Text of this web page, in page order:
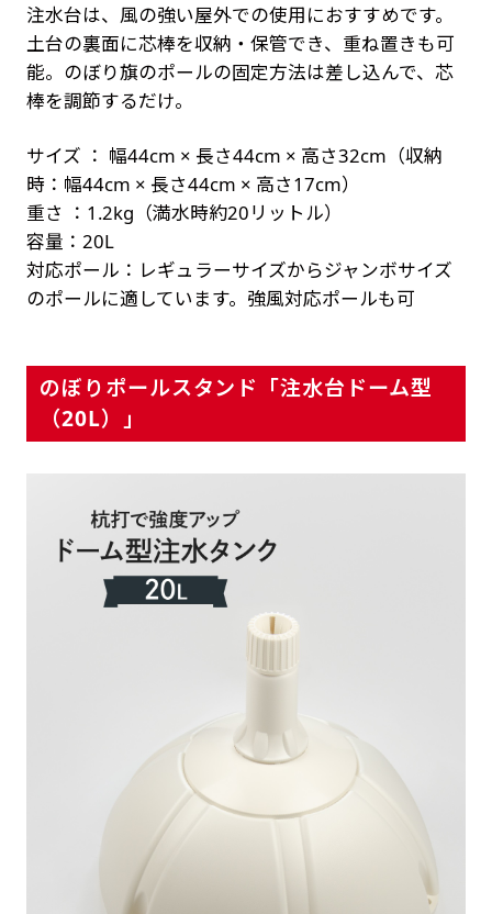
注水台は、風の強い屋外での使用におすすめです。
土台の裏面に芯棒を収納・保管でき、重ね置きも可
能。のぼり旗のポールの固定方法は差し込んで、芯
棒を調節するだけ。
サイズ ： 幅44cm × 長さ44cm × 高さ32cm（収納
時：幅44cm × 長さ44cm × 高さ17cm）
重さ ：1.2kg（満水時約20リットル）
容量：20L
対応ポール：レギュラーサイズからジャンボサイズ
のポールに適しています。強風対応ポールも可
のぼりポールスタンド「注水台ドーム型
（20L）」